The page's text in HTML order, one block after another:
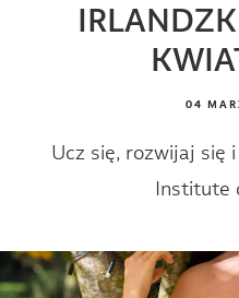
04
Ucz się, rozwijaj się
Institute